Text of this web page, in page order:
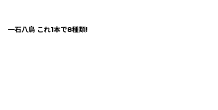
一石八鳥 これ1本で8種類!